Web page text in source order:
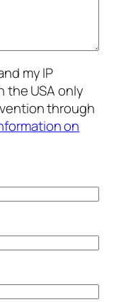
my IP
the USA only
through
on